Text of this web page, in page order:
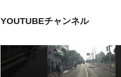
YOUTUBEチャンネル